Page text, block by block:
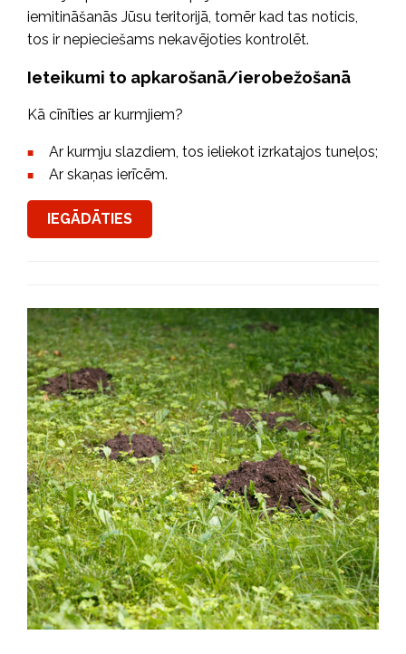
iemitināšanās Jūsu teritorijā, tomēr kad tas noticis,
tos ir nepieciešams nekavējoties kontrolēt.
Ieteikumi to apkarošanā/ierobežošanā
Kā cīnīties ar kurmjiem?
Ar kurmju slazdiem, tos ieliekot izrkatajos tuneļos;
Ar skaņas ierīcēm.
IEGĀDĀTIES